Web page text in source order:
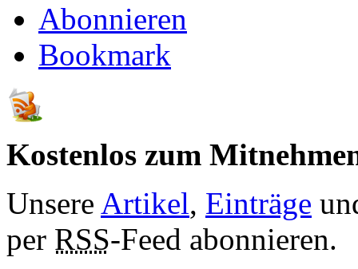
Abonnieren
Bookmark
Kostenlos zum
Unsere Artikel, Einträge
per RSS-Feed abonnieren.